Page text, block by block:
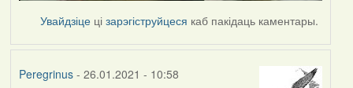
Увайдзіце цізарэгіструйцеся каб пакідаць каментары.
Peregrinus- 26.01.2021 - 10:58